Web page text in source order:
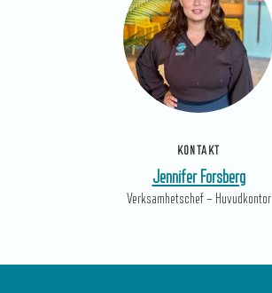
KONTAKT
Jennifer Forsberg
Verksamhetschef – Huvudkontor